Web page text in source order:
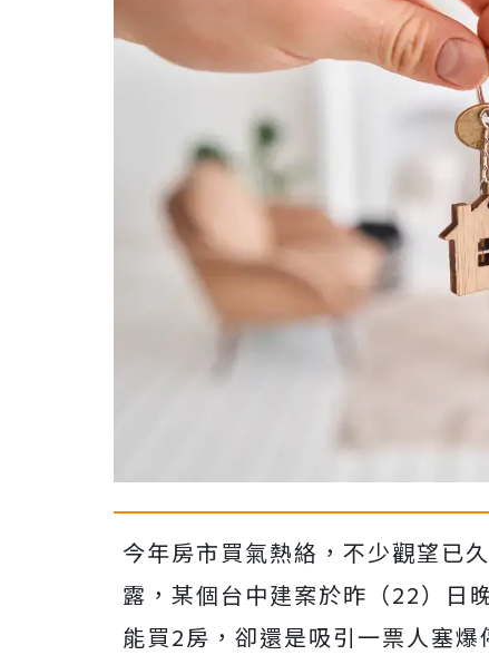
今年房市買氣熱絡，不少觀望已
露，某個台中建案於昨（22）日
能買2房，卻還是吸引一票人塞